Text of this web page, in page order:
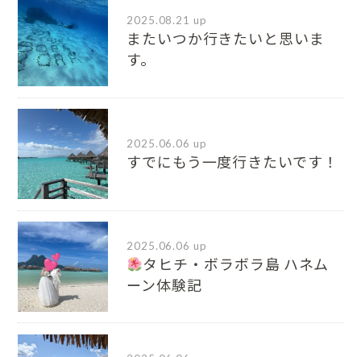
2025.08.21 up
またいつか行きたいと思いま
す。
2025.06.06 up
すでにもう一度行きたいです！
2025.06.06 up
タヒチ・ボラボラ島 ハネム
ーン体験記